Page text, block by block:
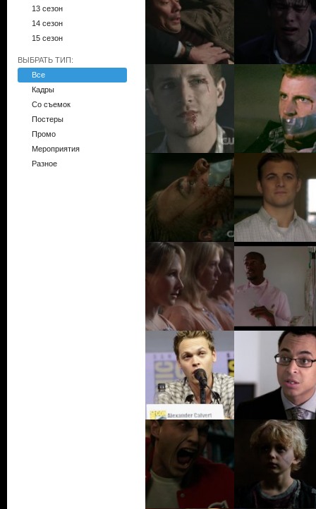
13 сезон
14 сезон
15 сезон
ВЫБРАТЬ ТИП:
Все
Кадры
Со съемок
Постеры
Промо
Мероприятия
Разное